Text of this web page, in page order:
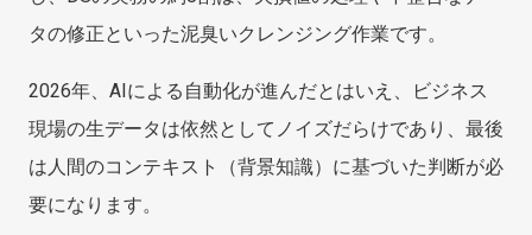
タの修正といった泥臭いクレンジング作業です。
2026年、AIによる自動化が進んだとはいえ、ビジネス
現場の生データは依然としてノイズだらけであり、最後
は人間のコンテキスト（背景知識）に基づいた判断が必
要になります。